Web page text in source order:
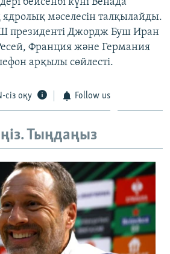
мәселесін талқылайды.
президенті Джордж Буш Иран
Франция және Германия
арқылы сөйлесті.
сіз оқу Follow us
Тыңдаңыз